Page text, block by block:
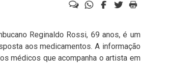
Reginaldo Rossi, 69 anos, é um
aos medicamentos. A informação
médicos que acompanha o artista em